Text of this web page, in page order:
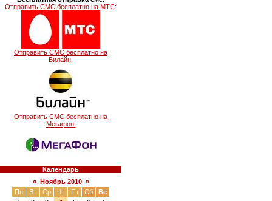
Отправить СМС бесплатно на МТС:
Отправить СМС бесплатно на
Билайн:
Отправить СМС бесплатно на
Мегафон:
Календарь
« Ноябрь 2010 »
Пн
Вт Ср Чт Пт Сб
Вс